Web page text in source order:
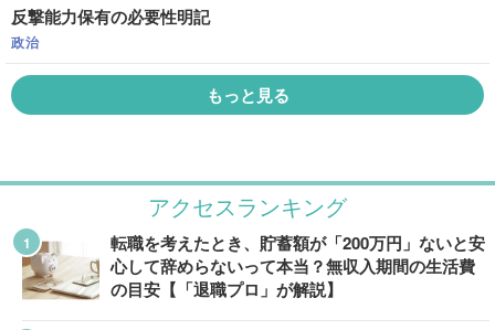
反撃能力保有の必要性明記
政治
もっと見る
アクセスランキング
転職を考えたとき、貯蓄額が「200万円」ないと安
心して辞めらないって本当？無収入期間の生活費
の目安【「退職プロ」が解説】